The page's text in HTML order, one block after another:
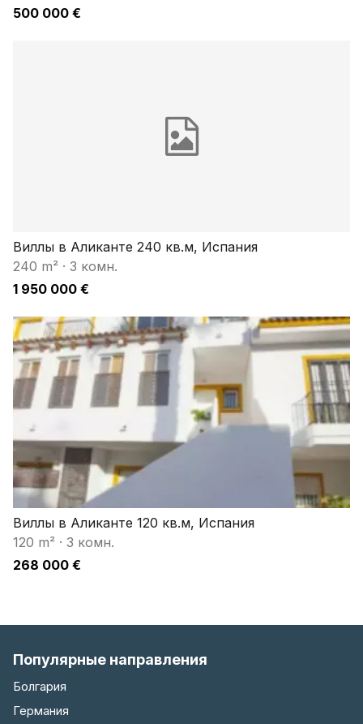
500 000 €
Виллы в Аликанте 240 кв.м, Испания
240 m² · 3 комн.
1 950 000 €
Виллы в Аликанте 120 кв.м, Испания
120 m² · 3 комн.
268 000 €
Популярные направления
Болгария
Германия